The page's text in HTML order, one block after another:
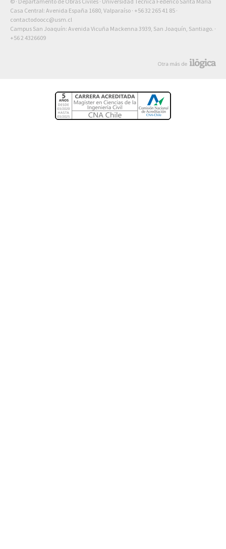
Casa Central: Avenida España 1680, Valparaíso · +56 32 265 41 85 ·
contactodoocc@usm.cl
Campus San Joaquín: Avenida Vicuña Mackenna 3939, San Joaquín, Santiago. ·
+56 2 4326609